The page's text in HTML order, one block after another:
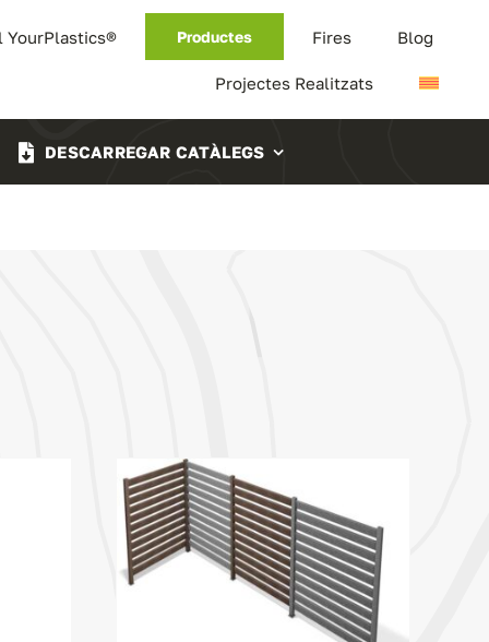
YourPlastics® Productes Fires Blog
Projectes Realitzats
DESCARREGAR CATÀLEGS